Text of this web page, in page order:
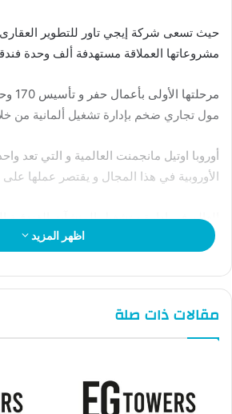
حيث تسعى شركة إيجي تاور للتطوير العقارى
مشروعاتها العملاقة مستهدفة ألف وحدة
مول تجاري ضخم بإدارة تشغيل ألمانية من
أوروبا اوتيل مانجمنت العالمية و التي تعد
الأوروبية في هذا المجال و يقتصر عملها
العالم في إدارة و تشغيل المنشآت الفندقية
ما يمثل إضافة جديدة تضع العاصمة الإدارية
محور جذب الاستثمارات الأجنبية و يشجع
عامة و التواجد بشكل خاص مع اكبر شركة
و من المخطط له وفق الجدول الزمني أن يتم
اظهر المزيد
مقالات ذات صلة